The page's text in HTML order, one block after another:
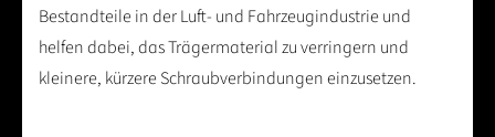
Bestandteile in der Luft- und Fahrzeugindustrie und
helfen dabei, das Trägermaterial zu verringern und
kleinere, kürzere Schraubverbindungen einzusetzen.